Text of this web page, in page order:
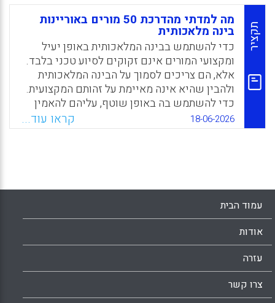
תקציר
מה למדתי מהדרכת 50 מורים באוריינות
בינה מלאכותית
כדי להשתמש בבינה המלאכותית באופן יעיל
ומקצועי המורים אינם זקוקים לסיוע טכני בלבד.
אלא, הם צריכים לסמוך על הבינה המלאכותית
ולהבין שהיא אינה מאיימת על זהותם המקצועית.
כדי להשתמש בה באופן שוטף, עליהם להאמין
שבכוחה לסייע להם בחתירה לפתרון בעיות
ובאימוץ חשיבה מעמיקה, לשמש כבת-שיח ויועץ
שלבים.
WhatsApp
Facebook
Email
X
18-06-2026 קראו עוד...
עמוד הבית
אודות
עזרה
צרו קשר